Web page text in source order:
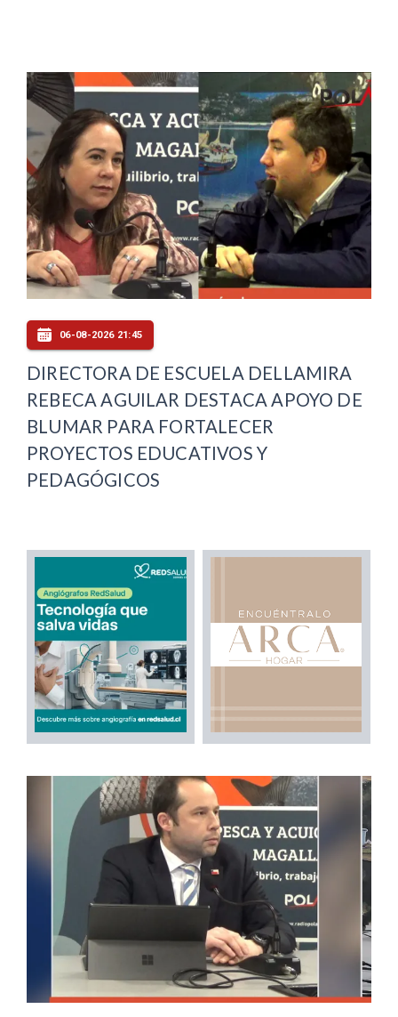
06-08-2026 21:45
DIRECTORA DE ESCUELA DELLAMIRA
REBECA AGUILAR DESTACA APOYO DE
BLUMAR PARA FORTALECER
PROYECTOS EDUCATIVOS Y
PEDAGÓGICOS